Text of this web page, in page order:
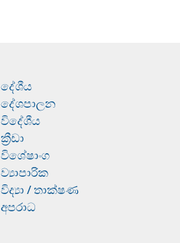
දේශීය
දේශපාලන
විදේශීය
ක්‍රීඩා
විශේෂාංග
ව්‍යාපාරික
විද්‍යා / තාක්ෂණ
අපරාධ